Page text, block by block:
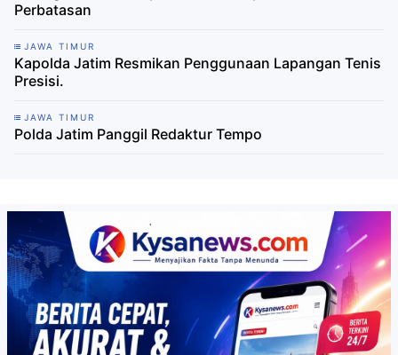
Perbatasan
JAWA TIMUR
Kapolda Jatim Resmikan Penggunaan Lapangan Tenis
Presisi.
JAWA TIMUR
Polda Jatim Panggil Redaktur Tempo